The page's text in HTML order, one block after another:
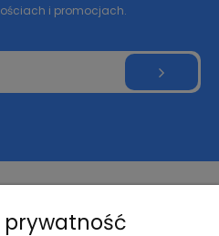
i promocjach.
prywatność